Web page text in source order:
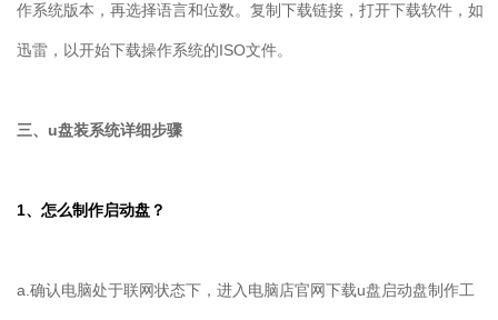
作系统版本，再选择语言和位数。复制下载链接，打开下载软件，如
迅雷，以开始下载操作系统的ISO文件。
三、 u盘装系统详细步骤
1、怎么制作启动盘？
a.确认电脑处于联网状态下，进入电脑店官网下载u盘启动盘制作工